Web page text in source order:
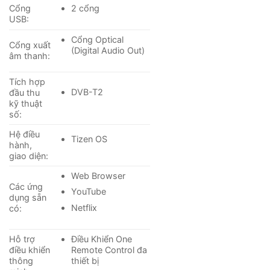
*Hình ảnh chỉ mang tính chất minh họa
kiểm soát màu đèn nền tốt hơn bằng 2 đèn
LED có nhiệt độ màu lạnh và ấm, giúp cho màu sắc trở
nên chính xác hơn.
–EyeComforttự động thay đổi độ sáng và tông màu
của hình ảnh bằng cảm biến ánh sáng được tích hợp
sẵn, bảo vệ mắt bạn tốt hơn và hạn chế tình trạng
Cổng
USB:
2 cổng
Cổng xuất
âm thanh:
Cổng Optical
(Digital Audio Out)
Tích hợp
đầu thu
kỹ thuật
số:
DVB-T2
Hệ điều
hành,
giao diện:
Tizen OS
Các ứng
dụng sẵn
có:
Web Browser
YouTube
Netflix
Hỗ trợ
điều khiển
thông
Điều Khiển One
Remote Control đa
thiết bị